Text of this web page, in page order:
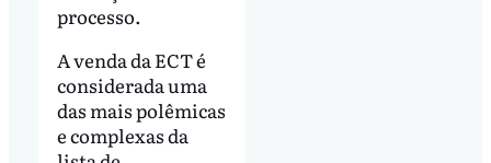
processo.
A venda da ECT é
considerada uma
das mais polêmicas
e complexas da